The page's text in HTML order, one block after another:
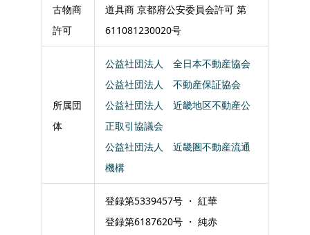
古物商
許可
道具商 京都府公安委員会許可 第
611081230020号
所属団
体
公益社団法人 全日本不動産協会
公益社団法人 不動産保証協会
公益社団法人 近畿地区不動産公
正取引協議会
公益社団法人 近畿圏不動産流通
機構
登録第5339457号 ・ 紅華
登録第6187620号 ・ 純赤